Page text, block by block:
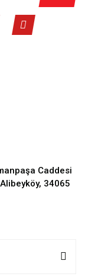
Caddesi
34065